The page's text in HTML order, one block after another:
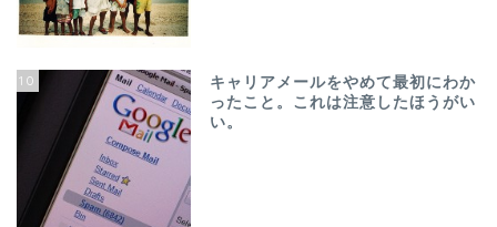
10
キャリアメールをやめて最初にわか
ったこと。これは注意したほうがい
い。